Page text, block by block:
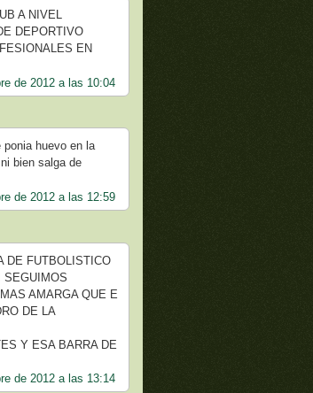
A NIVEL
DEPORTIVO
EN
de 2012 a las 10:04
huevo en la
bien salga de
de 2012 a las 12:59
DE FUTBOLISTICO
SEGUIMOS
AMARGA QUE E
DE LA
Y ESA BARRA DE
de 2012 a las 13:14